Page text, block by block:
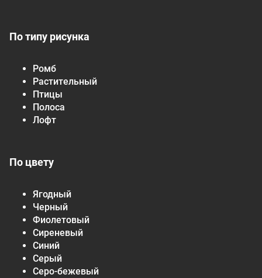
По типу рисунка
Ромб
Растительный
Птицы
Полоса
Лофт
По цвету
Ягодный
Черный
Фиолетовый
Сиреневый
Синий
Серый
Серо-бежевый